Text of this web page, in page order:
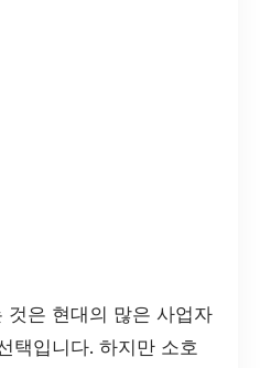
것은 현대의 많은 사업자
택입니다. 하지만 소호